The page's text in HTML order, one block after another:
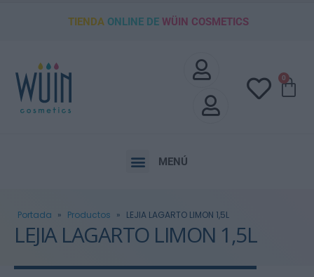
TIENDAONLINE DE WÜIN COSMETICS
0
MENÚ
Portada » Productos » LEJIA LAGARTO LIMON 1,5L
LEJIA LAGARTO LIMON 1,5L